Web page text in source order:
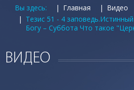
Вы здесь: Главная
Видео
Тезис 51 - 4
Богу – Суббота Что такое
ВИДЕО